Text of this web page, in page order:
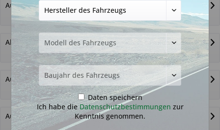
Autoschlüssel mit Funk
Alternativ-Funkautoschlüssel
Autoschlüssel ohne Funk
Autoschlüsselgehäuse und Zubehör
Daten speichern
Ich habe dieDatenschutzbestimmungen zur
Kenntnis genommen.